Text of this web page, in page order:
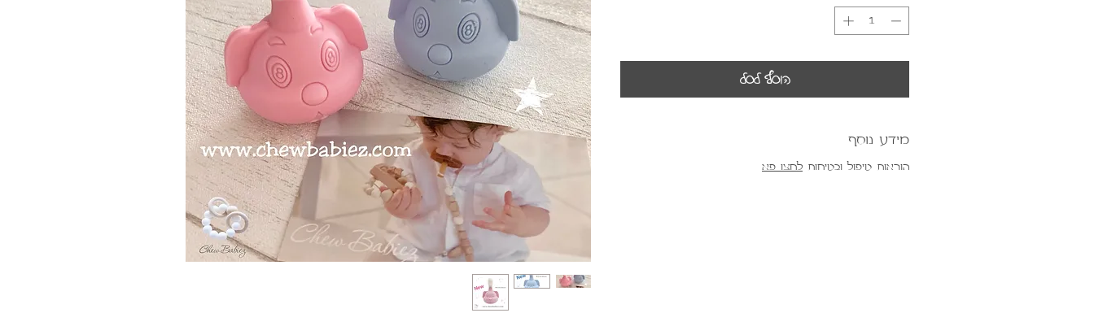
הוסף לסל
מידע נוסף
הוראות טיפול ובטיחות לחצו פא